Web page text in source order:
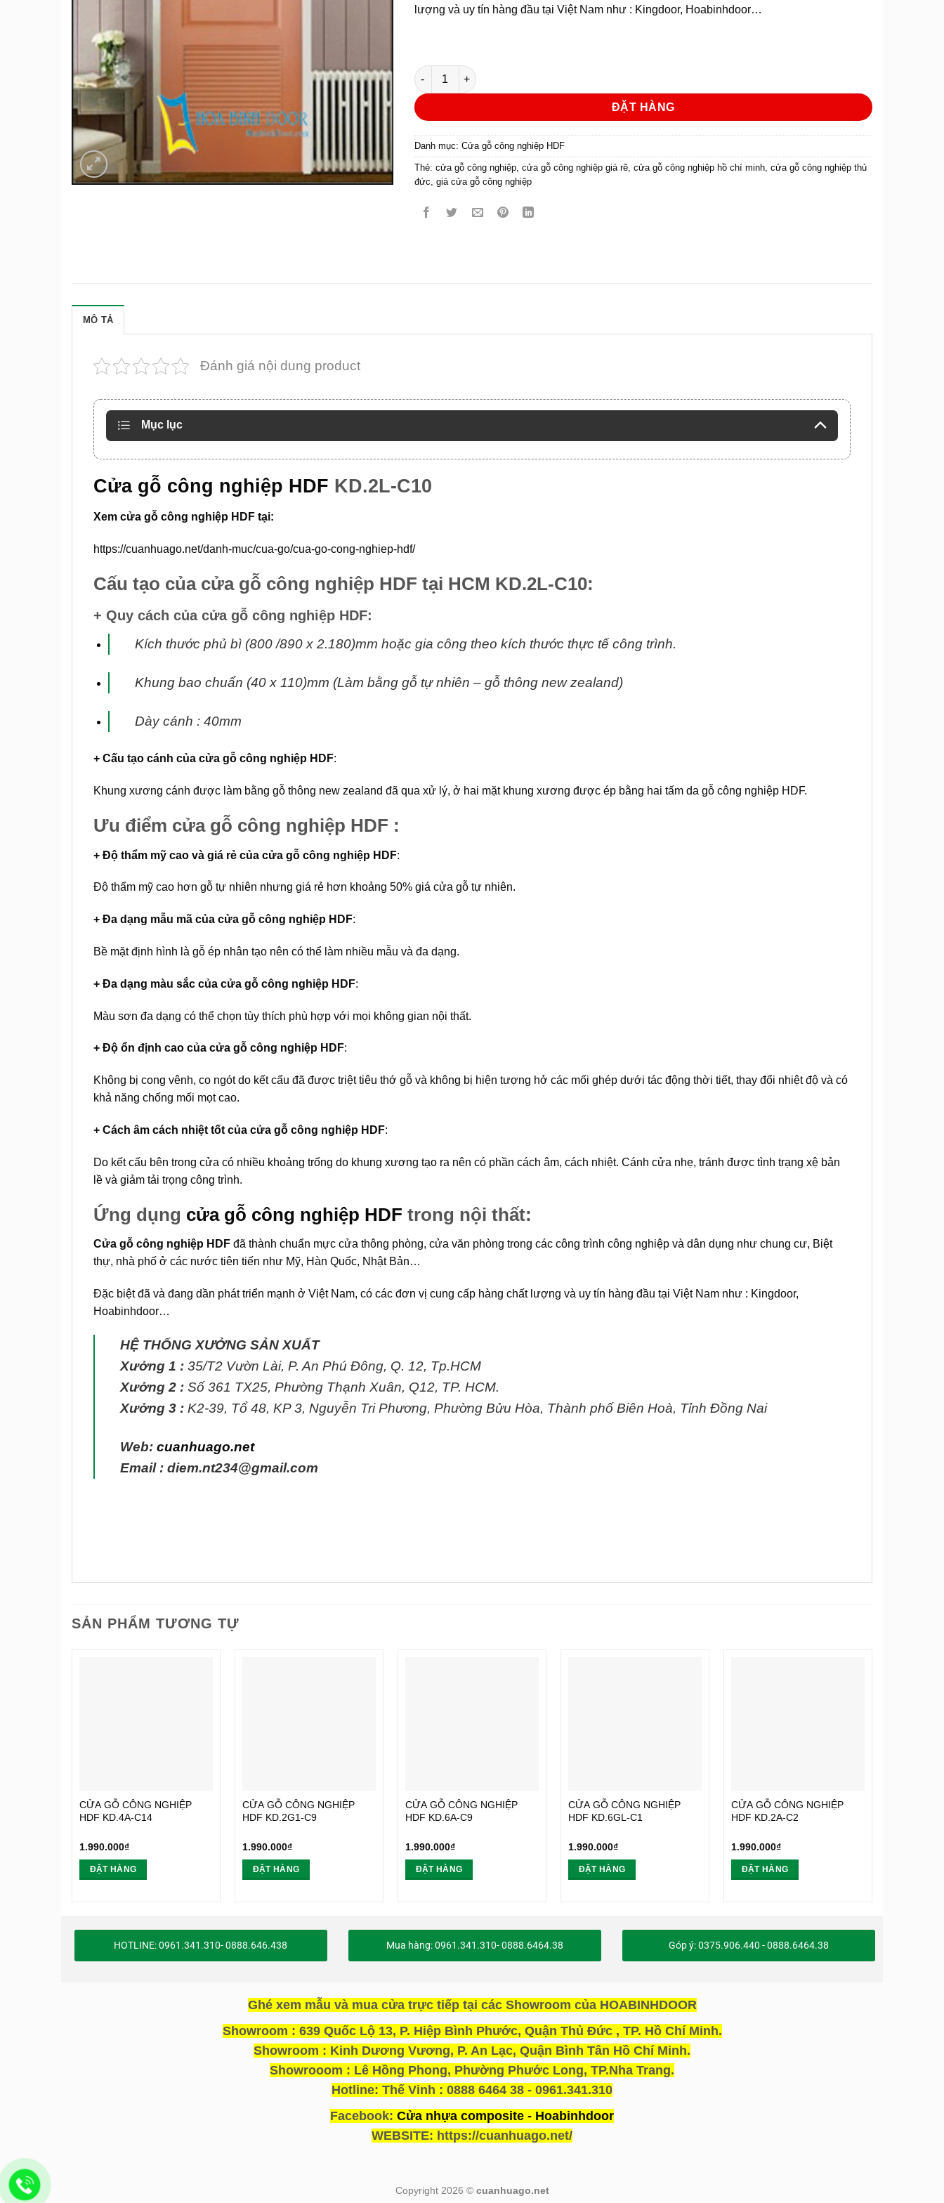
lượng và uy tín hàng đầu tại Việt Nam như : Kingdoor, Hoabinhdoor…
CỬA GỖ CÔNG NGHIỆP HDF KD.2L-C10 số lượng
ĐẶT HÀNG
Danh mục: Cửa gỗ công nghiệp HDF
Thẻ: cửa gỗ công nghiệp, cửa gỗ công nghiệp giá rẽ, cửa gỗ công nghiệp hồ chí minh, cửa gỗ công nghiệp thủ
đức, giá cửa gỗ công nghiệp
MÔ TẢ
Đánh giá nội dung product
Mục lục
Cửa gỗ công nghiệp HDF KD.2L-C10
Xem cửa gỗ công nghiệp HDF tại:
https://cuanhuago.net/danh-muc/cua-go/cua-go-cong-nghiep-hdf/
Cấu tạo của cửa gỗ công nghiệp HDF tại HCM KD.2L-C10:
+ Quy cách của cửa gỗ công nghiệp HDF:
Kích thước phủ bì (800 /890 x 2.180)mm hoặc gia công theo kích thước thực tế công trình.
Khung bao chuẩn (40 x 110)mm (Làm bằng gỗ tự nhiên – gỗ thông new zealand)
Dày cánh : 40mm
+ Cấu tạo cánh của cửa gỗ công nghiệp HDF:
Khung xương cánh được làm bằng gỗ thông new zealand đã qua xử lý, ở hai mặt khung xương được ép bằng hai tấm da gỗ công nghiệp HDF.
Ưu điểm cửa gỗ công nghiệp HDF :
+ Độ thẩm mỹ cao và giá rẻ của cửa gỗ công nghiệp HDF:
Độ thẩm mỹ cao hơn gỗ tự nhiên nhưng giá rẻ hơn khoảng 50% giá cửa gỗ tự nhiên.
+ Đa dạng mẫu mã của cửa gỗ công nghiệp HDF:
Bề mặt định hình là gỗ ép nhân tạo nên có thể làm nhiều mẫu và đa dạng.
+ Đa dạng màu sắc của cửa gỗ công nghiệp HDF:
Màu sơn đa dạng có thể chọn tùy thích phù hợp với mọi không gian nội thất.
+ Độ ổn định cao của cửa gỗ công nghiệp HDF:
Không bị cong vênh, co ngót do kết cấu đã được triệt tiêu thớ gỗ và không bị hiện tượng hở các mối ghép dưới tác động thời tiết, thay đổi nhiệt độ và có
khả năng chống mối mọt cao.
+ Cách âm cách nhiệt tốt của cửa gỗ công nghiệp HDF:
Do kết cấu bên trong cửa có nhiều khoảng trống do khung xương tạo ra nên có phần cách âm, cách nhiệt. Cánh cửa nhẹ, tránh được tình trạng xệ bản
lề và giảm tải trọng công trình.
Ứng dụng cửa gỗ công nghiệp HDF trong nội thất:
Cửa gỗ công nghiệp HDF đã thành chuẩn mực cửa thông phòng, cửa văn phòng trong các công trình công nghiệp và dân dụng như chung cư, Biệt
thự, nhà phố ở các nước tiên tiến như Mỹ, Hàn Quốc, Nhật Bản…
Đặc biệt đã và đang dần phát triển mạnh ở Việt Nam, có các đơn vị cung cấp hàng chất lượng và uy tín hàng đầu tại Việt Nam như : Kingdoor,
Hoabinhdoor…
HỆ THỐNG XƯỞNG SẢN XUẤT
Xưởng 1 : 35/T2 Vườn Lài, P. An Phú Đông, Q. 12, Tp.HCM
Xưởng 2 : Số 361 TX25, Phường Thạnh Xuân, Q12, TP. HCM.
Xưởng 3 : K2-39, Tổ 48, KP 3, Nguyễn Tri Phương, Phường Bửu Hòa, Thành phố Biên Hoà, Tỉnh Đồng Nai
Web: cuanhuago.net
Email : diem.nt234@gmail.com
SẢN PHẨM TƯƠNG TỰ
CỬA GỖ CÔNG NGHIỆP
HDF KD.4A-C14
1.990.000₫
ĐẶT HÀNG
CỬA GỖ CÔNG NGHIỆP
HDF KD.2G1-C9
1.990.000₫
ĐẶT HÀNG
CỬA GỖ CÔNG NGHIỆP
HDF KD.6A-C9
1.990.000₫
ĐẶT HÀNG
CỬA GỖ CÔNG NGHIỆP
HDF KD.6GL-C1
1.990.000₫
ĐẶT HÀNG
CỬA GỖ CÔNG NGHIỆP
HDF KD.2A-C2
1.990.000₫
ĐẶT HÀNG
HOTLINE: 0961.341.310- 0888.646.438 Mua hàng: 0961.341.310- 0888.6464.38 Góp ý: 0375.906.440 - 0888.6464.38
Ghé xem mẫu và mua cửa trực tiếp tại các Showroom của HOABINHDOOR
Showroom : 639 Quốc Lộ 13, P. Hiệp Bình Phước, Quận Thủ Đức , TP. Hồ Chí Minh.
Showroom : Kinh Dương Vương, P. An Lạc, Quận Bình Tân Hồ Chí Minh.
Showrooom : Lê Hồng Phong, Phường Phước Long, TP.Nha Trang.
Hotline: Thế Vinh : 0888 6464 38 - 0961.341.310
Facebook: Cửa nhựa composite - Hoabinhdoor
WEBSITE: https://cuanhuago.net/
Copyright 2026 © cuanhuago.net